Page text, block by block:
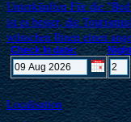
Unterkünften Für die
ist es besser, die
wünschen Ihnen einen
Check In date:
Localisation